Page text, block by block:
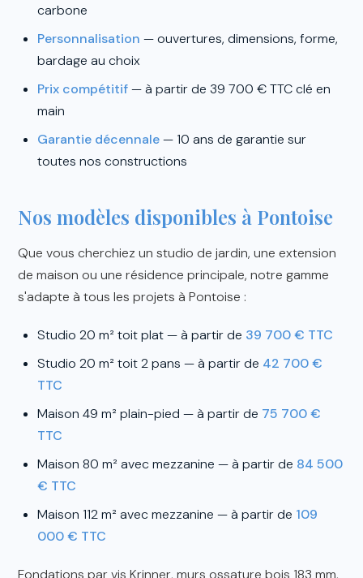
carbone
Personnalisation — ouvertures, dimensions, forme,
bardage au choix
Prix compétitif— à partir de 39 700 € TTC clé en
main
Garantie décennale— 10 ans de garantie sur
toutes nos constructions
Nos modèles disponibles à Pontoise
Que vous cherchiez un studio de jardin, une extension
de maison ou une résidence principale, notre gamme
s'adapte à tous les projets à Pontoise :
Studio 20 m² toit plat — à partir de 39 700 € TTC
Studio 20 m² toit 2 pans — à partir de 42 700 €
TTC
Maison 49 m² plain-pied — à partir de 75 700 €
TTC
Maison 80 m² avec mezzanine — à partir de 84 500
€ TTC
Maison 112 m² avec mezzanine — à partir de 109
000 € TTC
Fondations par vis Krinner, murs ossature bois 183 mm,